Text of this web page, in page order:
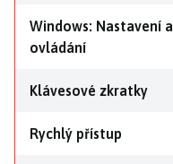
Windows: Nastavení a
ovládání
Klávesové zkratky
Rychlý přístup